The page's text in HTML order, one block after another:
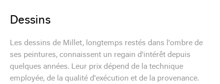
Dessins
Les dessins de Millet, longtemps restés dans l'ombre de
ses peintures, connaissent un regain d'intérêt depuis
quelques années. Leur prix dépend de la technique
employée, de la qualité d'exécution et de la provenance.